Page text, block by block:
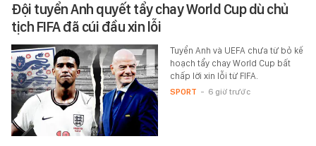
Đội tuyển Anh quyết tẩy chay World Cup dù chủ
tịch FIFA đã cúi đầu xin lỗi
Tuyển Anh và UEFA chưa từ bỏ kế
hoạch tẩy chay World Cup bất
chấp lời xin lỗi từ FIFA.
SPORT - 6 giờ trước